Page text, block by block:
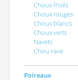
Choux frisés
Choux rouges
Choux blancs
Choux verts
Navets
Chou-rave
Poireaux